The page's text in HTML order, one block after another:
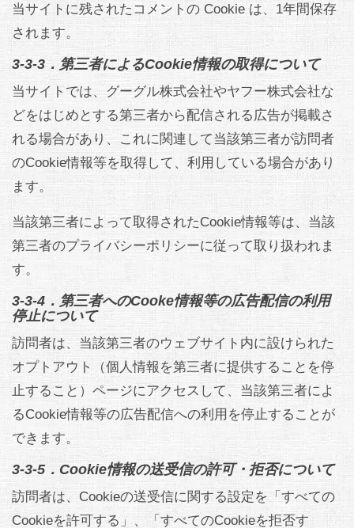
当サイトに残されたコメントの Cookie は、1年間保存
されます。
3-3-3．第三者によるCookie情報の取得について
当サイトでは、グーグル株式会社やヤフー株式会社な
どをはじめとする第三者から配信される広告が掲載さ
れる場合があり、これに関連して当該第三者が訪問者
のCookie情報等を取得して、利用している場合があり
ます。
当該第三者によって取得されたCookie情報等は、当該
第三者のプライバシーポリシーに従って取り扱われま
す。
3-3-4．第三者へのCooke情報等の広告配信の利用
停止について
訪問者は、当該第三者のウェブサイト内に設けられた
オプトアウト（個人情報を第三者に提供することを停
止すること）ページにアクセスして、当該第三者によ
るCookie情報等の広告配信への利用を停止することが
できます。
3-3-5．Cookie情報の送受信の許可・拒否について
訪問者は、Cookieの送受信に関する設定を「すべての
Cookieを許可する」、「すべてのCookieを拒否す